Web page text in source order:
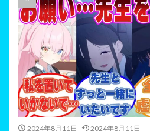
2024年8月11日 2024年8月11日